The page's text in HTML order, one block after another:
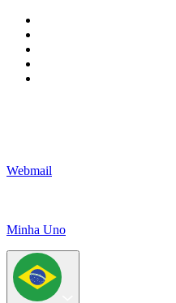
Webmail
Minha Uno